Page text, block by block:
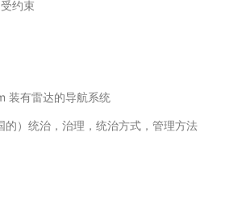
约束
装有雷达的导航系统
）统治，治理，统治方式，管理方法